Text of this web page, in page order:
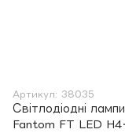
Артикул: 38035
Світлодіодні лампи
Fantom FT LED H4